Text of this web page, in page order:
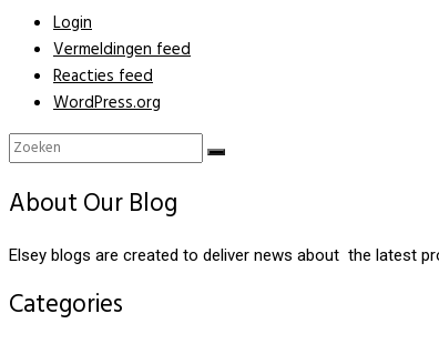
Login
Vermeldingen feed
Reacties feed
WordPress.org
About Our Blog
Elsey blogs are created to deliver news about the latest
Categories